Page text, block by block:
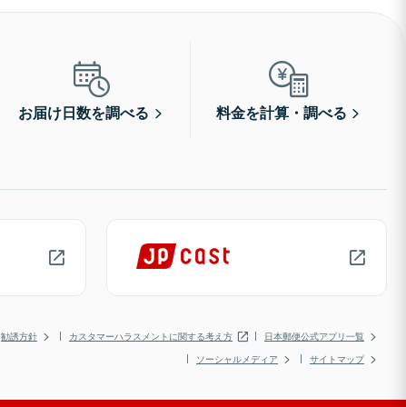
お届け日数を調べる 料金を計算・調べる
勧誘方針 カスタマーハラスメントに関する考え方
日本郵便公式アプリ一覧
ソーシャルメディア
サイトマップ